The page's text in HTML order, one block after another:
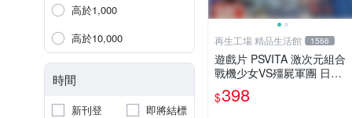
高於1,000
高於10,000
時間
新刊登 即將結標
再生工場 精品生活館 1566
遊戲片 PSVITA 激次元組合
戰機少女VS殭屍軍團 日文
版 再生工場 01
$398